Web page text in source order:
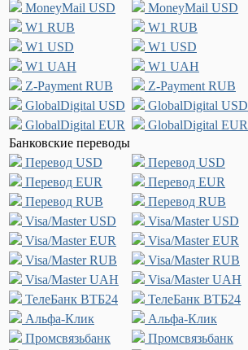
MoneyMail USD
MoneyMail USD
W1 RUB
W1 RUB
W1 USD
W1 USD
W1 UAH
W1 UAH
Z-Payment RUB
Z-Payment RUB
GlobalDigital USD
GlobalDigital USD
GlobalDigital EUR
GlobalDigital EUR
Банковские переводы
Перевод USD
Перевод USD
Перевод EUR
Перевод EUR
Перевод RUB
Перевод RUB
Visa/Master USD
Visa/Master USD
Visa/Master EUR
Visa/Master EUR
Visa/Master RUB
Visa/Master RUB
Visa/Master UAH
Visa/Master UAH
ТелеБанк ВТБ24
ТелеБанк ВТБ24
Альфа-Клик
Альфа-Клик
Промсвязьбанк
Промсвязьбанк